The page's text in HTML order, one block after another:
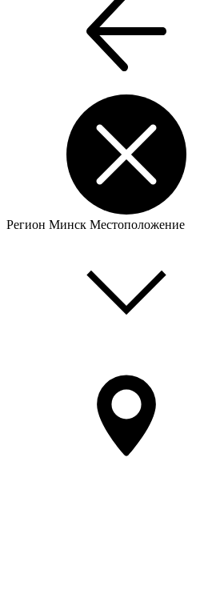
Регион Минск Местоположение